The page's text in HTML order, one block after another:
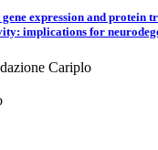
expression and protein
implications for
Cariplo